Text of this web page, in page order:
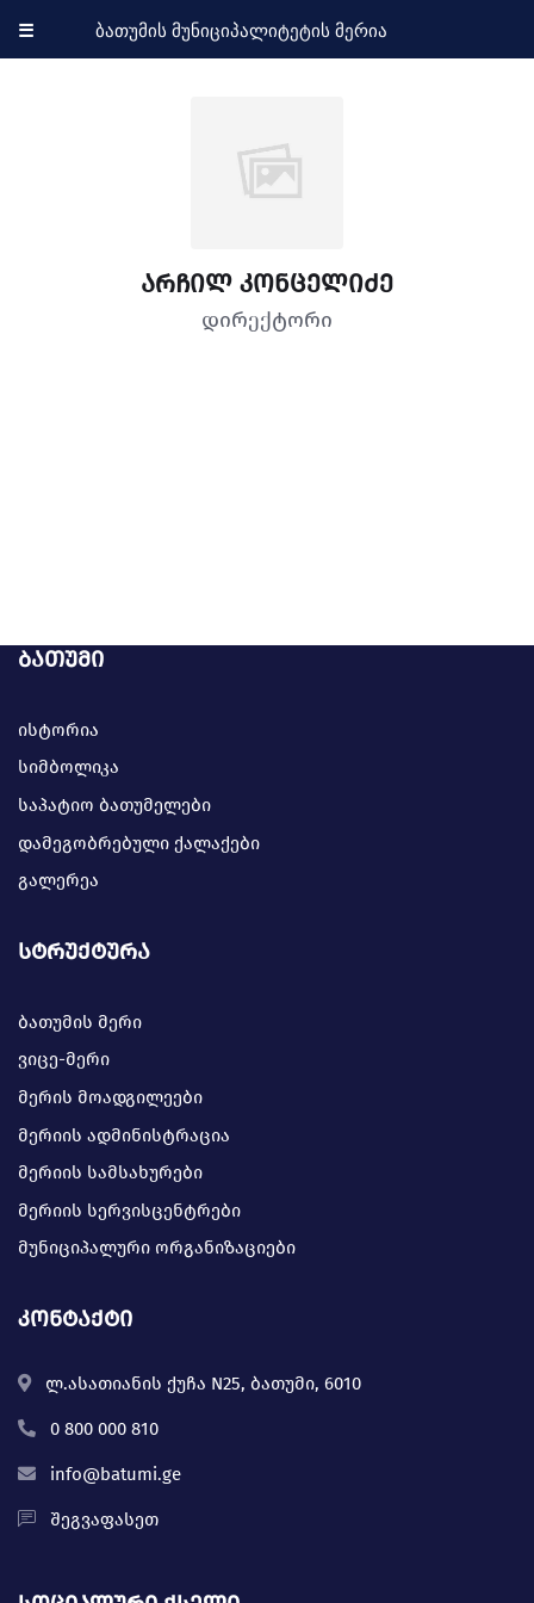
☰ ბათუმის მუნიციპალიტეტის მერია
არჩილ კონცელიძე
დირექტორი
ბათუმი
ისტორია
სიმბოლიკა
საპატიო ბათუმელები
დამეგობრებული ქალაქები
გალერეა
სტრუქტურა
ბათუმის მერი
ვიცე-მერი
მერის მოადგილეები
მერიის ადმინისტრაცია
მერიის სამსახურები
მერიის სერვისცენტრები
მუნიციპალური ორგანიზაციები
კონტაქტი
ლ.ასათიანის ქუჩა N25, ბათუმი, 6010
0 800 000 810
info@batumi.ge
შეგვაფასეთ